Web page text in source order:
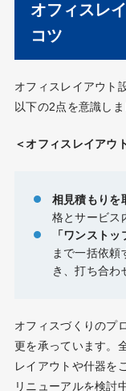
オフィスレ
コツ
オフィスレイアウト
以下の2点を意識しま
＜オフィスレイアウ
相見積もりを
格とサービス
「ワンスト
まで一括依
き、打ち合わ
オフィスづくりのプ
更を承っています。
レイアウトや什器を
リニューアルを検討